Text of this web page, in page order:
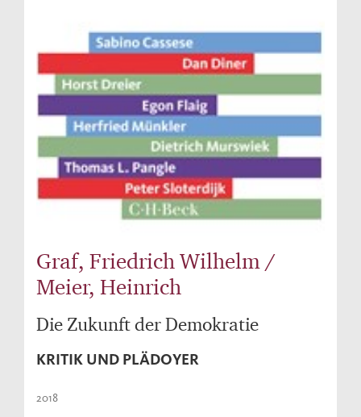
Graf, Friedrich Wilhelm /
Meier, Heinrich
Die Zukunft der Demokratie
KRITIK UND PLÄDOYER
2018